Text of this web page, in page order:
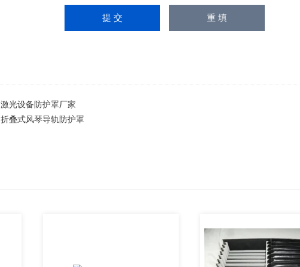
激光设备防护罩厂家
折叠式风琴导轨防护罩